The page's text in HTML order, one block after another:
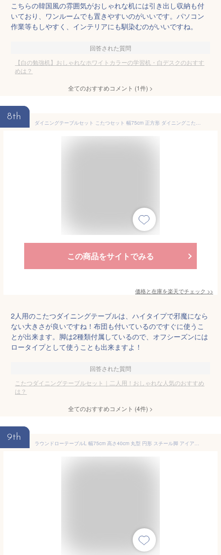
こちらの韓国風の雰囲気がおしゃれな机には引き出し収納も付
いており、ワンルームでも置きやすいのがいいです。パソコン
作業等もしやすく、インテリアにも馴染むのがいいですね。
回答された質問
【白の勉強机】おしゃれなホワイトカラーの学習机・白デスクのおすす
めは？
全てのおすすめコメント (1件) >
8th
ダイニングテーブルセット こたつセット 幅75cm 正方形 ダイニングこたつ4点セット ハイタイプ ロータイプ こたつ椅子 こたつ布団セット デスクこたつ パーソナルこたつ ハイタイプこたつ パソコンデスク 木製 ダイニングこたつ 2人用 2人掛け 暖卓 ブラウン ベージュ
この商品をサイトでみる
価格と在庫を楽天でチェック >>
2人用のこたつダイニングテーブルは、ハイタイプで邪魔になら
ない大きさが良いですね！布団も付いているのですぐに使うこ
とが出来ます。脚は2種類付属しているので、オフシーズンには
ロータイプとして使うことも出来ますよ！
回答された質問
こたつダイニングテーブルセット｜二人用！おしゃれな人気のおすすめ
は？
全てのおすすめコメント (4件) >
9th
ラウンドローテーブルL 幅75cm 高さ40cm 丸型 円形 スチール脚 アイアン 木目 木製風 サイドテーブル ネストテーブル メラミン ソファ 座椅子 おしゃれ シンプル 北欧風 ヴィンテージ風 海外風インテリア ホワイト 白[ld]